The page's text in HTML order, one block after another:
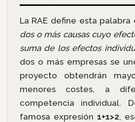
La RAE define esta palabra
dos o más causas cuyo
suma de los efectos
dos o más empresas se
proyecto obtendrán
menores costes, a
competencia individual.
famosa expresión 1+1>2,